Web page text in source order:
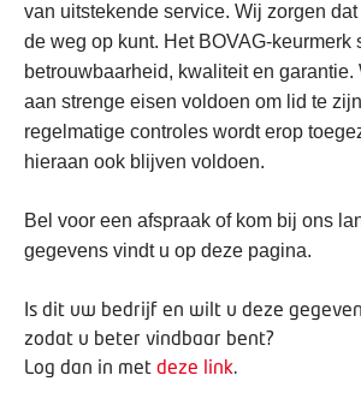
van uitstekende service. Wij zorgen
de weg op kunt. Het BOVAG-keurmerk
betrouwbaarheid, kwaliteit en garantie.
aan strenge eisen voldoen om lid te
regelmatige controles wordt erop
hieraan ook blijven voldoen.
Bel voor een afspraak of kom bij ons
gegevens vindt u op deze pagina.
Is dit uw bedrijf en wilt u deze
zodat u beter vindbaar bent?
Log dan in met deze link.